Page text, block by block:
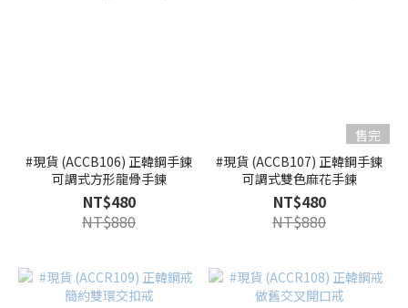
#現貨 (ACCB106) 正韓鋼手鍊
可調式方形龍骨手鍊
NT$480
NT$880
售完
#現貨 (ACCB107) 正韓鋼手鍊
可調式雙色麻花手鍊
NT$480
NT$880